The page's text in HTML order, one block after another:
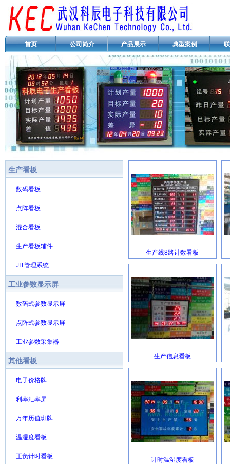
首页 公司简介 产品展示 典型案例
生产看板
数码看板
点阵看板
混合看板
生产看板辅件
JIT管理系统
工业参数显示屏
数码式参数显示屏
点阵式参数显示屏
工业参数采集器
其他看板
电子价格牌
利率汇率屏
万年历值班牌
温湿度看板
正负计时看板
生产线8路计数看板
生产信息看板
计时温湿度看板